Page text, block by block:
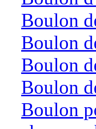
Boulon
Boulon
Boulon
Boulon
Boulon